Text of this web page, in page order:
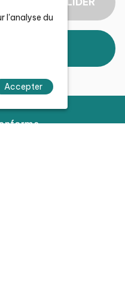
l'analyse du
Accepter